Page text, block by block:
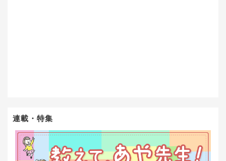
連載・特集